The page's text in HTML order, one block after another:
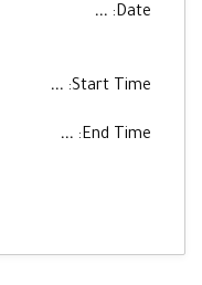
Date:
...
Start Time:
...
End Time:
...